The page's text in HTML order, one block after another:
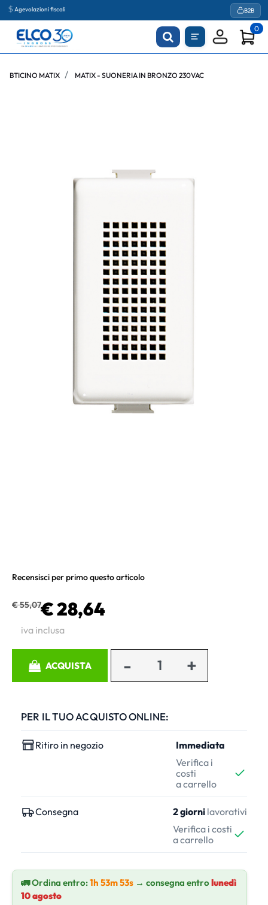
Agevolazioni fiscali B2B
0
BTICINO MATIX MATIX - SUONERIA IN BRONZO 230VAC
Recensisci per primo questo articolo
€ 55,07€ 28,64
iva inclusa
ACQUISTA
PER IL TUO ACQUISTO ONLINE:
Ritiro in negozio
Immediata
Verifica i
costi
a carrello
Consegna 2 giorni lavorativi
Verifica i costi
a carrello
🚛 Ordina entro:1h 53m 52s → consegna entrolunedì
10 agosto